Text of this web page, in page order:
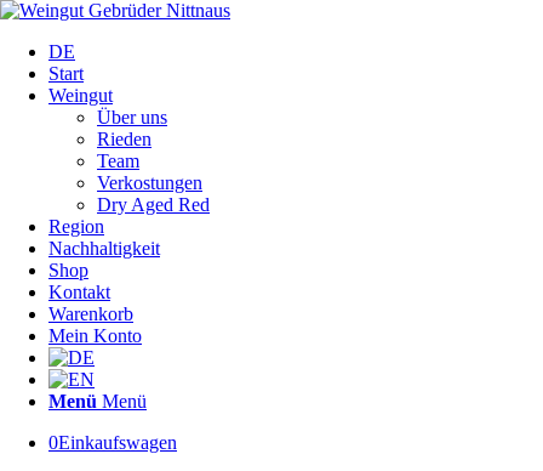
DE
Start
Weingut
Über uns
Rieden
Team
Verkostungen
Dry Aged Red
Region
Nachhaltigkeit
Shop
Kontakt
Warenkorb
Mein Konto
Menü Menü
0Einkaufswagen